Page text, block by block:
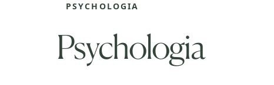
PSYCHOLOGIA
Psychologia